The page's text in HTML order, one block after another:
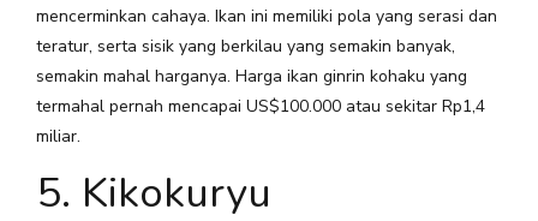
mencerminkan cahaya. Ikan ini memiliki pola yang serasi dan
teratur, serta sisik yang berkilau yang semakin banyak,
semakin mahal harganya. Harga ikan ginrin kohaku yang
termahal pernah mencapai US$100.000 atau sekitar Rp1,4
miliar.
5. Kikokuryu